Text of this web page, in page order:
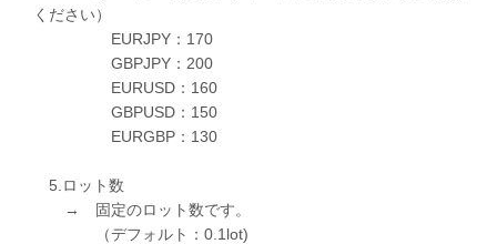
ください）
EURJPY：170
GBPJPY：200
EURUSD：160
GBPUSD：150
EURGBP：130
5.ロット数
→ 固定のロット数です。
（デフォルト：0.1lot)